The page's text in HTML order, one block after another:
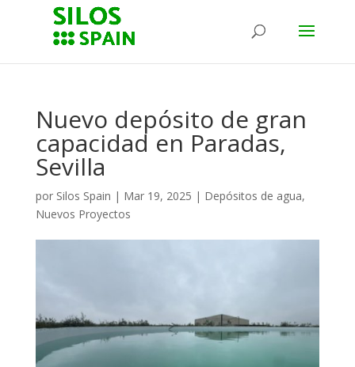
Nuevo depósito de gran
capacidad en Paradas,
Sevilla
por Silos Spain | Mar 19, 2025 | Depósitos de agua,
Nuevos Proyectos